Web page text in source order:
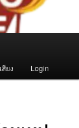
ยง Login